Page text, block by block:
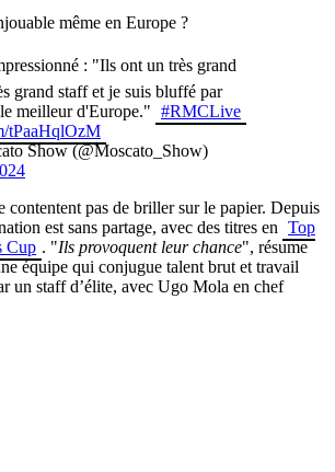
même en Europe ?
: "Ils ont un très grand
grand staff et je suis bluffé par
meilleur d'Europe." #RMCLive
tPaaHqlOzM
Show (@Moscato_Show)
contentent pas de briller sur le papier. Depuis
est sans partage, avec des titres en Top
Cup . "Ils provoquent leur chance", résume
équipe qui conjugue talent brut et travail
un staff d’élite, avec Ugo Mola en chef